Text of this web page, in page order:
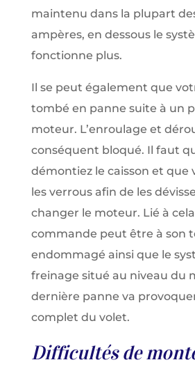
maintenu dans la plupart
ampères, en dessous le
fonctionne plus.
Il se peut également que
tombé en panne suite à un
moteur. L’enroulage et
conséquent bloqué. Il faut
démontiez le caisson et que
les verrous afin de les
changer le moteur. Lié à
commande peut être à son
endommagé ainsi que le
freinage situé au niveau du
dernière panne va
complet du volet.
Difficultés de